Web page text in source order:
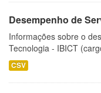
Desempenho de
Informações sobre o
Tecnologia - IBICT
CSV